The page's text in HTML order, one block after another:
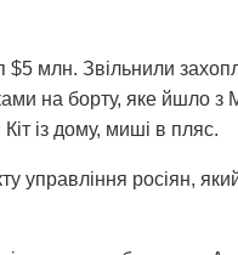
$5 млн. Звільнили
на борту, яке йшло з
із дому, миші в пляс.
управління росіян,